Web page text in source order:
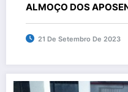
ALMOÇO DOS
21 De Setembro De 2023